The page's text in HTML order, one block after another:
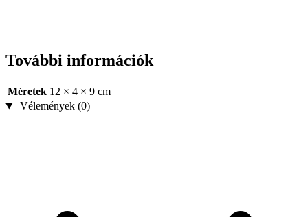
További információk
Méretek 12 × 4 × 9 cm
Vélemények (0)